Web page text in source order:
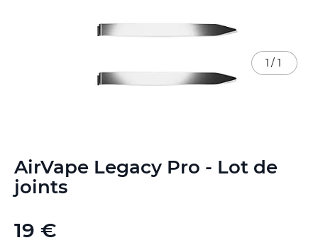
AirVape Legacy Pro - Lot de
joints
19 €
1 / 1
to
the
beginning
the
images